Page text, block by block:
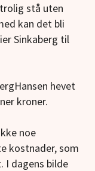
stå uten
kan det bli
Sinkaberg til
hevet
kroner.
noe
kostnader, som
I dagens bilde